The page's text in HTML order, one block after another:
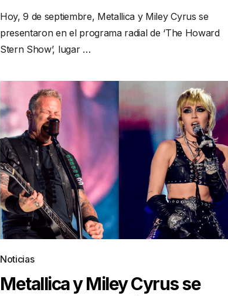
Hoy, 9 de septiembre, Metallica y Miley Cyrus se
presentaron en el programa radial de ‘The Howard
Stern Show’, lugar …
Noticias
Metallica y Miley Cyrus se